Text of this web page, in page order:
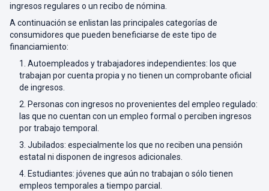
ingresos regulares o un recibo de nómina.
A continuación se enlistan las principales categorías de
consumidores que pueden beneficiarse de este tipo de
financiamiento:
Autoempleados y trabajadores independientes: los que
trabajan por cuenta propia y no tienen un comprobante oficial
de ingresos.
Personas con ingresos no provenientes del empleo regulado:
las que no cuentan con un empleo formal o perciben ingresos
por trabajo temporal.
Jubilados: especialmente los que no reciben una pensión
estatal ni disponen de ingresos adicionales.
Estudiantes: jóvenes que aún no trabajan o sólo tienen
empleos temporales a tiempo parcial.